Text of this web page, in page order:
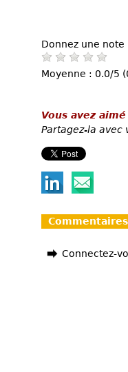
Donnez une note
Moyenne : 0.0/5
Vous avez
Partagez-la avec
Commentaires
Connectez-